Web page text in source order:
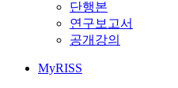
단행본
연구보고서
공개강의
MyRISS